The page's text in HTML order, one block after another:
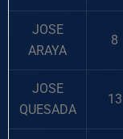
JOSE
ARAYA
8
JOSE
QUESADA
13